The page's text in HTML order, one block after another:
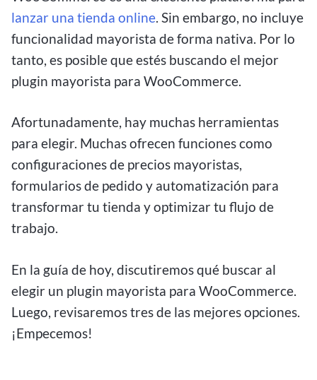
lanzar una tienda online. Sin embargo, no incluye
funcionalidad mayorista de forma nativa. Por lo
tanto, es posible que estés buscando el mejor
plugin mayorista para WooCommerce.
Afortunadamente, hay muchas herramientas
para elegir. Muchas ofrecen funciones como
configuraciones de precios mayoristas,
formularios de pedido y automatización para
transformar tu tienda y optimizar tu flujo de
trabajo.
En la guía de hoy, discutiremos qué buscar al
elegir un plugin mayorista para WooCommerce.
Luego, revisaremos tres de las mejores opciones.
¡Empecemos!